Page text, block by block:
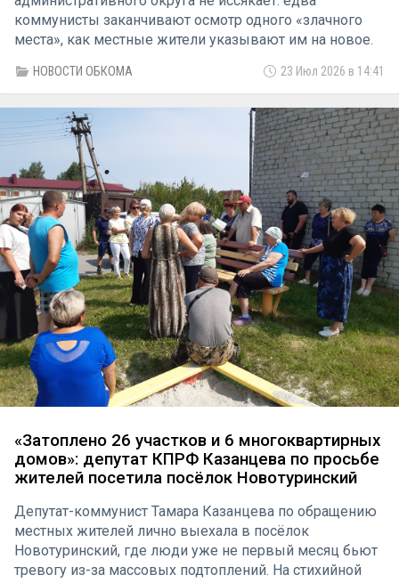
коммунисты заканчивают осмотр одного «злачного
места», как местные жители указывают им на новое.
депутатом Тюменской областной думы Тамарой
Казанцевой выдвинулась в отдаленный угол района
Мыса — на территорию бывшего судоремонтного
завода на берегу Туры. В рейде также принял участие
помощник депутата Леонид Липа.
НОВОСТИ ОБКОМА 23 Июл 2026 в 14:41
«Затоплено 26 участков и 6 многоквартирных
домов»: депутат КПРФ Казанцева по просьбе
жителей посетила посёлок Новотуринский
Депутат-коммунист Тамара Казанцева по обращению
местных жителей лично выехала в посёлок
Новотуринский, где люди уже не первый месяц бьют
тревогу из-за массовых подтоплений. На стихийной